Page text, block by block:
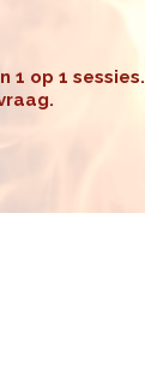
1 op 1 sessies.